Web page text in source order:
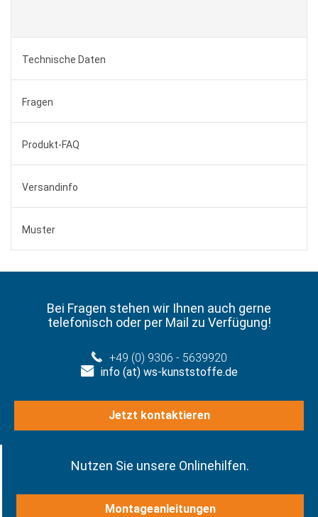
Technische Daten
Fragen
Produkt-FAQ
Versandinfo
Muster
Bei Fragen stehen wir Ihnen auch gerne
telefonisch oder per Mail zu Verfügung!
+49 (0) 9306 - 5639920
info (at) ws-kunststoffe.de
Jetzt kontaktieren
Nutzen Sie unsere Onlinehilfen.
Montageanleitungen